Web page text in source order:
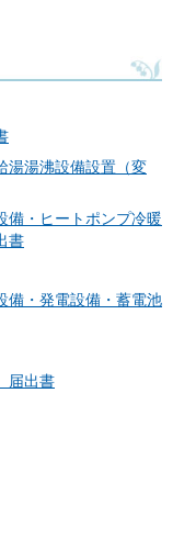
湯湯沸設備設置（変
備・ヒートポンプ冷暖
書
備・発電設備・蓄電池
届出書